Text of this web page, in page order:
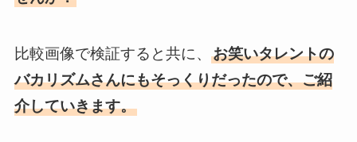
比較画像で検証すると共に、 お笑いタレントの
バカリズムさんにもそっくりだったので、ご紹
介していきます。